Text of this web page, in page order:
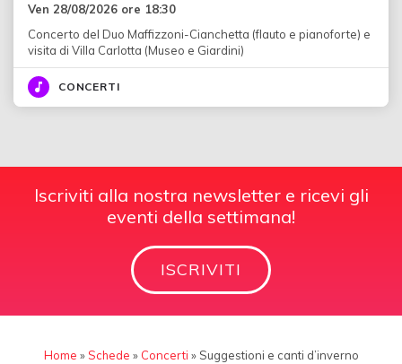
Ven 28/08/2026 ore 18:30
Concerto del Duo Maffizzoni-Cianchetta (flauto e pianoforte) e
visita di Villa Carlotta (Museo e Giardini)
CONCERTI
Iscriviti alla nostra newsletter e ricevi gli
eventi della settimana!
ISCRIVITI
Home »Schede » Concerti » Suggestioni e canti d’inverno